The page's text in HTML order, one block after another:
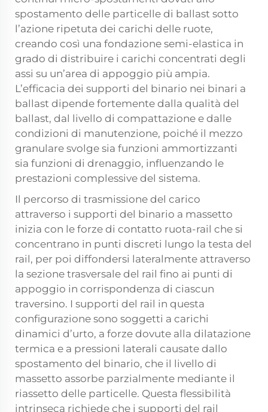
spostamento delle particelle di ballast sotto
l’azione ripetuta dei carichi delle ruote,
creando così una fondazione semi-elastica in
grado di distribuire i carichi concentrati degli
assi su un’area di appoggio più ampia.
L’efficacia dei supporti del binario nei binari a
ballast dipende fortemente dalla qualità del
ballast, dal livello di compattazione e dalle
condizioni di manutenzione, poiché il mezzo
granulare svolge sia funzioni ammortizzanti
sia funzioni di drenaggio, influenzando le
prestazioni complessive del sistema.
Il percorso di trasmissione del carico
attraverso i supporti del binario a massetto
inizia con le forze di contatto ruota-rail che si
concentrano in punti discreti lungo la testa del
rail, per poi diffondersi lateralmente attraverso
la sezione trasversale del rail fino ai punti di
appoggio in corrispondenza di ciascun
traversino. I supporti del rail in questa
configurazione sono soggetti a carichi
dinamici d’urto, a forze dovute alla dilatazione
termica e a pressioni laterali causate dallo
spostamento del binario, che il livello di
massetto assorbe parzialmente mediante il
riassetto delle particelle. Questa flessibilità
intrinseca richiede che i supporti del rail